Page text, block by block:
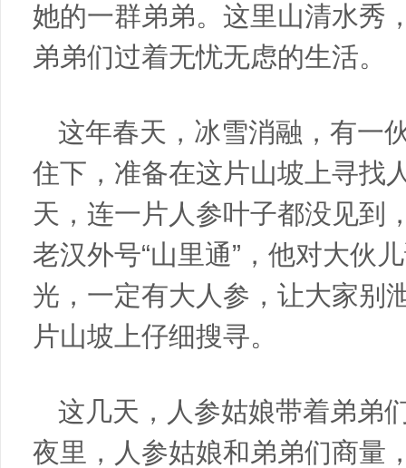
她的一群弟弟。这里山清水秀
弟弟们过着无忧无虑的生活。
这年春天，冰雪消融，有一
住下，准备在这片山坡上寻找
天，连一片人参叶子都没见到
老汉外号“山里通”，他对大伙
光，一定有大人参，让大家别
片山坡上仔细搜寻。
这几天，人参姑娘带着弟弟
夜里，人参姑娘和弟弟们商量